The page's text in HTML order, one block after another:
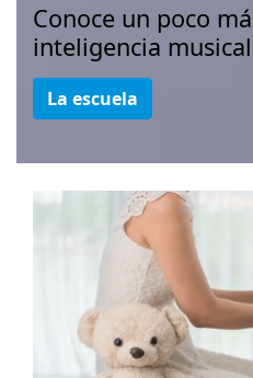
Conoce un poco
inteligencia musical
La escuela